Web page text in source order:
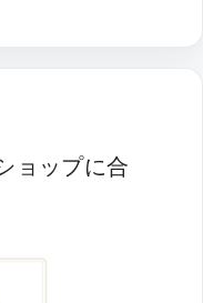
ョップに合